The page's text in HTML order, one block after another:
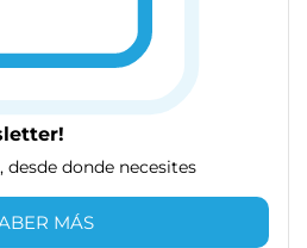
desde donde necesites
MÁS